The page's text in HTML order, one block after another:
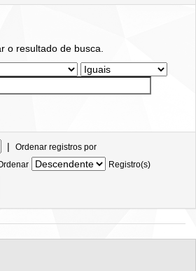
o resultado de busca.
| Ordenar registros por
Registro(s)